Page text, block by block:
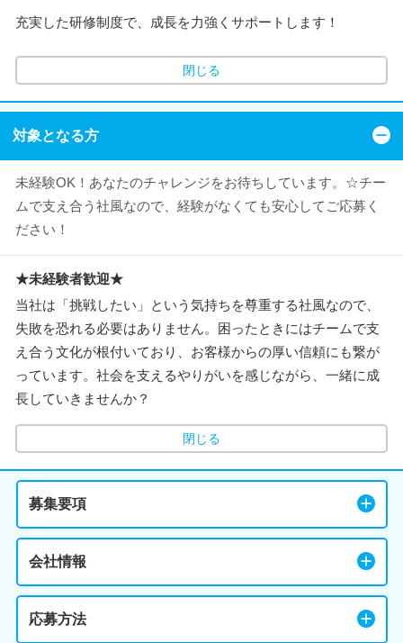
充実した研修制度で、成長を力強くサポートします！
閉じる
対象となる方
未経験OK！あなたのチャレンジをお待ちしています。☆チー
ムで支え合う社風なので、経験がなくても安心してご応募く
ださい！
★未経験者歓迎★
当社は「挑戦したい」という気持ちを尊重する社風なので、
失敗を恐れる必要はありません。困ったときにはチームで支
え合う文化が根付いており、お客様からの厚い信頼にも繋が
っています。社会を支えるやりがいを感じながら、一緒に成
長していきませんか？
閉じる
募集要項
会社情報
応募方法